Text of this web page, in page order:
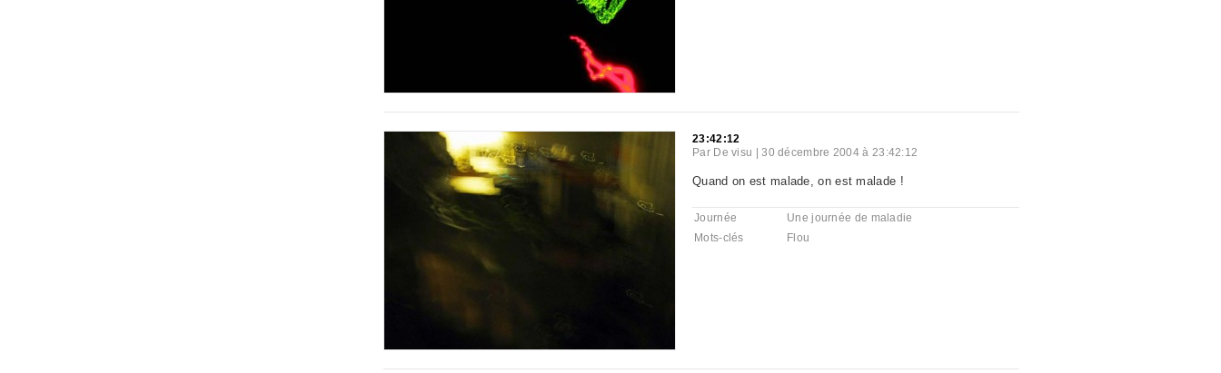
23:42:12
Par De visu |30 décembre 2004 à 23:42:12
Quand on est malade, on est malade !
Journée
Une journée de maladie
Mots-clés
Flou